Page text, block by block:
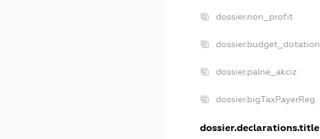
dossier.non_profit
dossier.budget_dotation
dossier.palne_akciz
dossier.bigTaxPayerReg
dossier.declarations.title